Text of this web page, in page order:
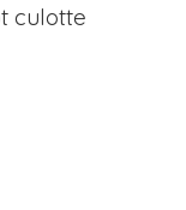
culotte